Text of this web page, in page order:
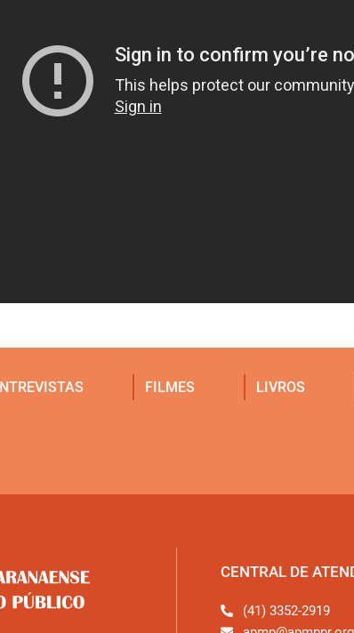
FILMES LIVROS
CENTRAL DE
(41) 3352-2919